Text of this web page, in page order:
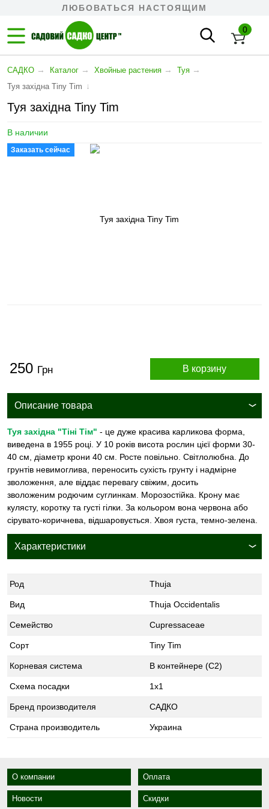
ЛЮБОВАТЬСЯ НАСТОЯЩИМ
0
САДКО → Каталог → Хвойные растения → Туя →
Туя західна Tiny Tim ↓
Туя західна Tiny Tim
В наличии
Заказать сейчас
250 Грн В корзину
Описание товара
Туя західна "Тіні Тім" - це дуже красива карликова форма,
виведена в 1955 році. У 10 років висота рослин цієї форми 30-
40 см, діаметр крони 40 см. Росте повільно. Світлолюбна. До
грунтів невимоглива, переносить сухість грунту і надмірне
зволоження, але віддає перевагу свіжим, досить
зволоженим родючим суглинкам. Морозостійка. Крону має
кулясту, коротку та густі гілки. За кольором вона червона або
сірувато-коричнева, відшаровується. Хвоя густа, темно-зелена.
Характеристики
Род Thuja
Вид Thuja Occidentalis
Семейство Cupressaceae
Сорт Tiny Tim
Корневая система В контейнере (С2)
Схема посадки 1х1
Бренд производителя САДКО
Страна производитель Украина
О компании Оплата
Новости Скидки